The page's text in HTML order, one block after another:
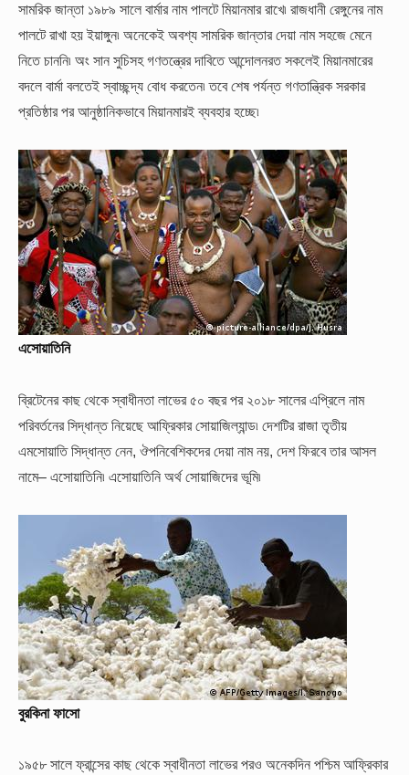
সামরিক জান্তা ১৯৮৯ সালে বার্মার নাম পালটে মিয়ানমার রাখে৷ রাজধানী রেঙ্গুনের নাম
পালটে রাখা হয় ইয়াঙ্গুন৷ অনেকেই অবশ্য সামরিক জান্তার দেয়া নাম সহজে মেনে
নিতে চাননি৷ অং সান সুচিসহ গণতন্ত্রের দাবিতে আন্দোলনরত সকলেই মিয়ানমারের
বদলে বার্মা বলতেই স্বাচ্ছন্দ্য বোধ করতেন৷ তবে শেষ পর্যন্ত গণতান্ত্রিক সরকার
প্রতিষ্ঠার পর আনুষ্ঠানিকভাবে মিয়ানমারই ব্যবহার হচ্ছে৷
এসোয়াতিনি
ব্রিটেনের কাছ থেকে স্বাধীনতা লাভের ৫০ বছর পর ২০১৮ সালের এপ্রিলে নাম
পরিবর্তনের সিদ্ধান্ত নিয়েছে আফ্রিকার সোয়াজিল্যান্ড৷ দেশটির রাজা তৃতীয়
এমসোয়াতি সিদ্ধান্ত নেন, ঔপনিবেশিকদের দেয়া নাম নয়, দেশ ফিরবে তার আসল
নামে– এসোয়াতিনি৷ এসোয়াতিনি অর্থ সোয়াজিদের ভূমি৷
বুরকিনা ফাসো
১৯৫৮ সালে ফ্রান্সের কাছ থেকে স্বাধীনতা লাভের পরও অনেকদিন পশ্চিম আফ্রিকার